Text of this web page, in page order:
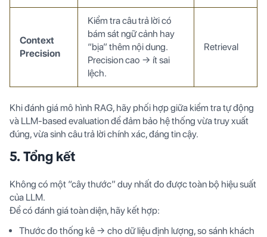
Context
Precision
Kiểm tra câu trả lời có
bám sát ngữ cảnh hay
“bịa” thêm nội dung.
Precision cao → ít sai
lệch.
Retrieval
Khi đánh giá mô hình RAG, hãy phối hợp giữa kiểm tra tự động
và LLM-based evaluation để đảm bảo hệ thống vừa truy xuất
đúng, vừa sinh câu trả lời chính xác, đáng tin cậy.
5. Tổng kết
Không có một “cây thước” duy nhất đo được toàn bộ hiệu suất
của LLM.
Để có đánh giá toàn diện, hãy kết hợp:
Thước đo thống kê → cho dữ liệu định lượng, so sánh khách